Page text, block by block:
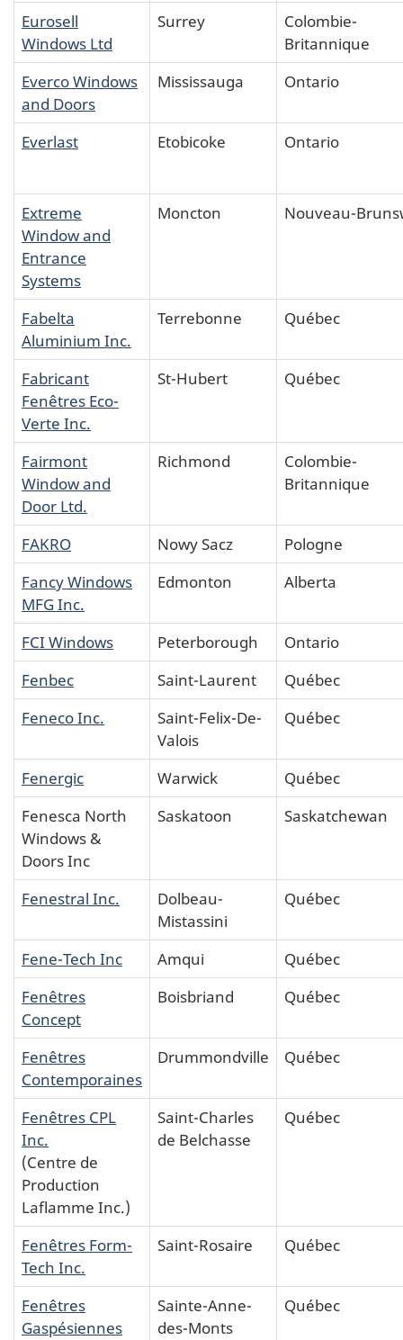
Eurosell
Windows Ltd
Surrey
Colombie-
Britannique
Everco Windows
and Doors
Mississauga Ontario
Everlast Etobicoke Ontario
Extreme
Window and
Entrance
Systems
Moncton Nouveau-
Fabelta
Aluminium Inc.
Terrebonne Québec
Fabricant
Fenêtres Eco-
Verte Inc.
St-Hubert Québec
Fairmont
Window and
Door Ltd.
Richmond
Colombie-
Britannique
FAKRO Nowy Sacz
Pologne
Fancy Windows
MFG Inc.
Edmonton Alberta
FCI Windows Peterborough
Ontario
Fenbec
Saint-Laurent
Québec
Feneco Inc.
Saint-Felix-De-
Valois
Québec
Fenergic Warwick
Québec
Fenesca North
Windows &
Doors Inc
Saskatoon Saskatchewan
Fenestral Inc.
Dolbeau-
Mistassini
Québec
Fene-Tech Inc Amqui
Québec
Fenêtres
Concept
Boisbriand Québec
Fenêtres
Contemporaines
Drummondville Québec
Fenêtres CPL
Inc.
(Centre de
Production
Laflamme Inc.)
Saint-Charles
de Belchasse
Québec
Fenêtres Form-
Tech Inc.
Saint-Rosaire Québec
Fenêtres
Gaspésiennes
Sainte-Anne-
des-Monts
Québec